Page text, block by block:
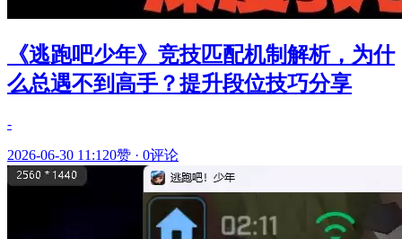
《逃跑吧少年》竞技匹配机制解析，为什
么总遇不到高手？提升段位技巧分享
-
2026-06-30 11:120赞 · 0评论